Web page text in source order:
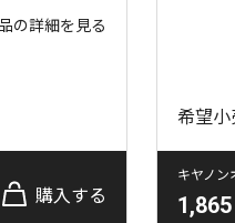
の詳細を見る
購入する
希望
キヤノ
1,865